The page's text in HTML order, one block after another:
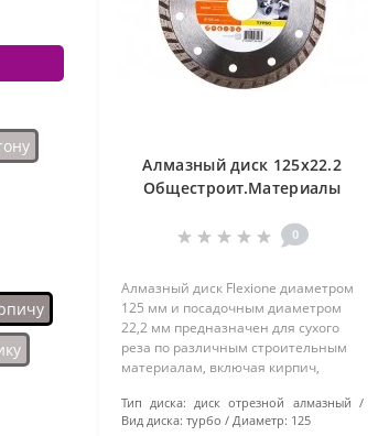
Алмазный диск 125х22.2
Общестроит.Материалы
0
Алмазный диск Flexione диаметром
125 мм и посадочным диаметром
22,2 мм предназначен для сухого
реза по различным строительным
материалам, включая кирпич,
плитку. Турбо-вид диска
обеспечивает высокую
Тип диска: диск отрезной алмазный
Вид диска: турбо Диаметр: 125